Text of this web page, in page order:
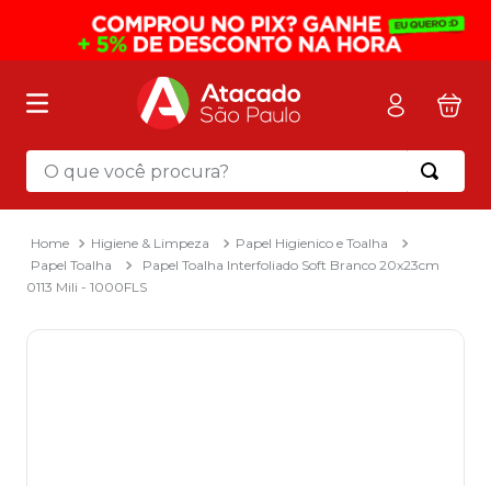
O que você procura?
Higiene & Limpeza
Papel Higienico e Toalha
Papel Toalha
Papel Toalha Interfoliado Soft Branco 20x23cm
0113 Mili - 1000FLS
Termos mais buscados
mochila
2º sacola